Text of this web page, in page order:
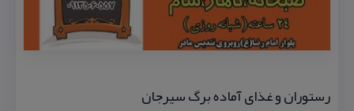
رستوران و غذای آماده برگ سیرجان